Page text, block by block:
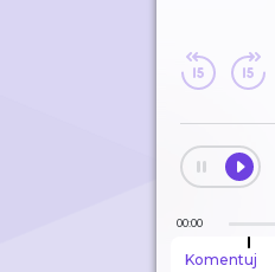
00:00
Komentuj